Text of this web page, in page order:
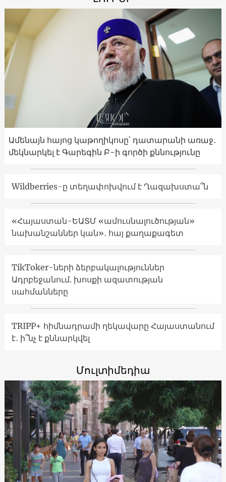
Ամենայն հայոց կաթողիկոսը՝ դատարանի առաջ․
մեկնարկել է Գարեգին Բ-ի գործի քննությունը
Wildberries-ը տեղափոխվում է Ղազախստա՞ն
«Հայաստան-ԵԱՏՄ «ամուսնալուծության»
նախանշաններ կան»․ հայ քաղաքագետ
TikToker-ների ձերբակալություններ
Ադրբեջանում. խոսքի ազատության
սահմանները
TRIPP+ հիմնադրամի ղեկավարը Հայաստանում
է․ ի՞նչ է քննարկվել
Մուլտիմեդիա